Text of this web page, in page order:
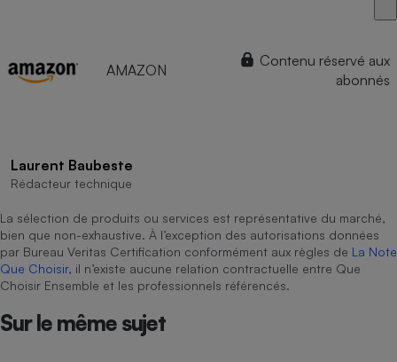
AMAZON
Contenu réservé aux
abonnés
Laurent Baubeste
Rédacteur technique
La sélection de produits ou services est représentative du marché,
bien que non-exhaustive. À l’exception des autorisations données
par Bureau Veritas Certification conformément aux règles de La Note
Que Choisir, il n’existe aucune relation contractuelle entre Que
Choisir Ensemble et les professionnels référencés.
Sur le même sujet